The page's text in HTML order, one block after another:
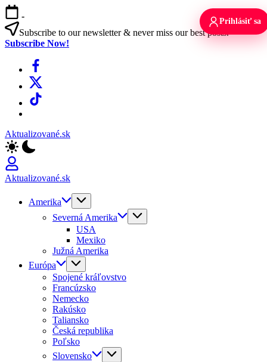
Skip
to
content
-
Subscribe to our newsletter & never miss our best posts.
Subscribe Now!
Facebook
X
TikTok
Aktualizované.sk
Aktualizované.sk
Amerika
Severná Amerika
USA
Mexiko
Južná Amerika
Európa
Spojené kráľovstvo
Francúzsko
Nemecko
Rakúsko
Taliansko
Česká republika
Poľsko
Slovensko
Prihlásiť sa